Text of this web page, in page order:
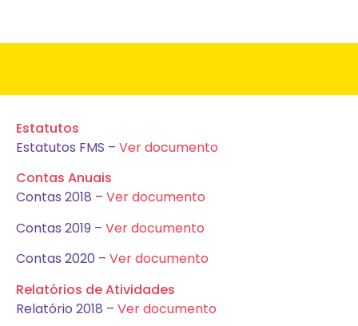
Estatutos
Estatutos FMS – Ver documento
Contas Anuais
Contas 2018 – Ver documento
Contas 2019 – Ver documento
Contas 2020 – Ver documento
Relatórios de Atividades
Relatório 2018 – Ver documento